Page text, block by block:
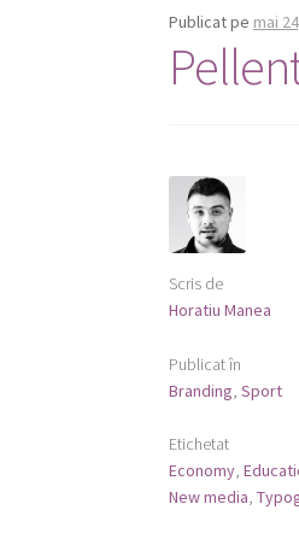
Publicat pe mai
Scris de
Horatiu Manea
Publicat în
Branding ,Sport
Etichetat
Economy,
New media,